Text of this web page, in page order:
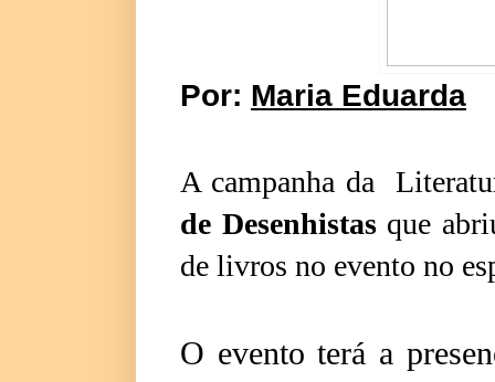
Por: Maria Eduarda
A campanha da
de Desenhistasque
de livros no evento no
O evento terá a